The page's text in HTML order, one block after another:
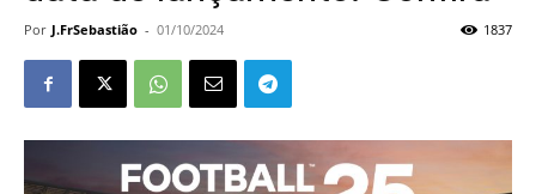
Por J.FrSebastião - 01/10/2024 1837